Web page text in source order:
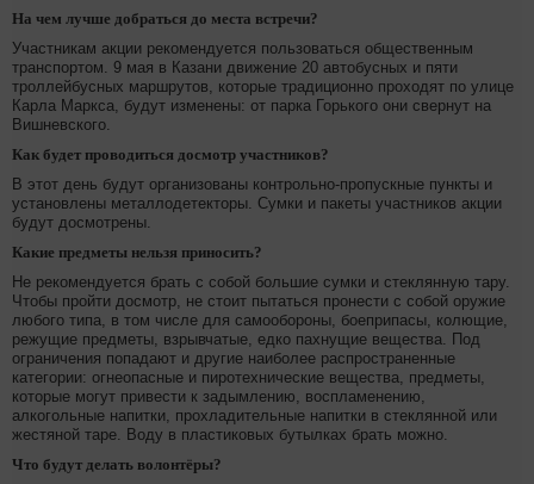
На чем лучше добраться до места встречи?
Участникам акции рекомендуется пользоваться общественным
транспортом. 9 мая в Казани движение 20 автобусных и пяти
троллейбусных маршрутов, которые традиционно проходят по улице
Карла Маркса, будут изменены: от парка Горького они свернут на
Вишневского.
Как будет проводиться досмотр участников?
В этот день будут организованы контрольно-пропускные пункты и
установлены металлодетекторы. Сумки и пакеты участников акции
будут досмотрены.
Какие предметы нельзя приносить?
Не рекомендуется брать с собой большие сумки и стеклянную тару.
Чтобы пройти досмотр, не стоит пытаться пронести с собой оружие
любого типа, в том числе для самообороны, боеприпасы, колющие,
режущие предметы, взрывчатые, едко пахнущие вещества. Под
ограничения попадают и другие наиболее распространенные
категории: огнеопасные и пиротехнические вещества, предметы,
которые могут привести к задымлению, воспламенению,
алкогольные напитки, прохладительные напитки в стеклянной или
жестяной таре. Воду в пластиковых бутылках брать можно.
Что будут делать волонтёры?